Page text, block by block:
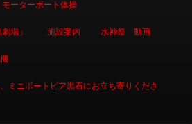
ーターボート体操
場」 施設案内 水神祭 動画
ミニボートピア黒石にお立ち寄りくださ